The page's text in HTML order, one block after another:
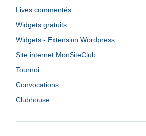
Lives commentés
Widgets gratuits
Widgets - Extension Wordpress
Site internet MonSiteClub
Tournoi
Convocations
Clubhouse